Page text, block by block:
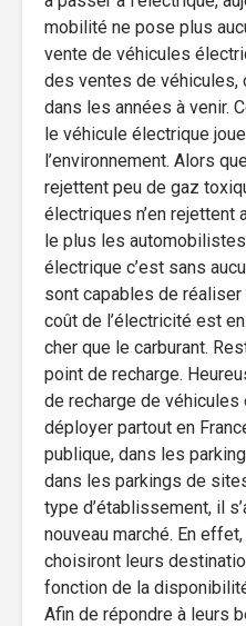
mobilité ne pose plus
vente de véhicules
des ventes de véhicules,
dans les années à venir.
le véhicule électrique
l’environnement. Alors
rejettent peu de gaz
électriques n’en rejettent
le plus les
électrique c’est sans
sont capables de
coût de l’électricité est
cher que le carburant.
point de recharge.
de recharge de
déployer partout en
publique, dans les
dans les parkings de
type d’établissement, il
nouveau marché. En
choisiront leurs
fonction de la
Afin de répondre à leurs